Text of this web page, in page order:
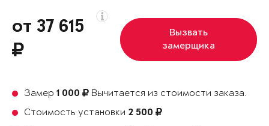
от 37 615
Вызвать
замерщика
Замер 1 000
Вычитается из стоимости заказа.
Стоимость установки 2 500